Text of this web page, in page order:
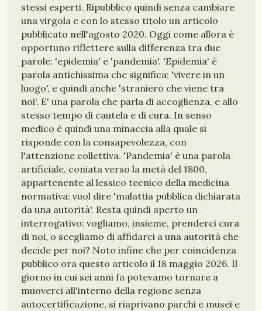
stessi esperti. Ripubblico quindi senza cambiare
una virgola e con lo stesso titolo un articolo
pubblicato nell'agosto 2020. Oggi come allora è
opportuno riflettere sulla differenza tra due
parole: 'epidemia' e 'pandemia'. 'Epidemia' è
parola antichissima che significa: 'vivere in un
luogo', e quindi anche 'straniero che viene tra
noi'. E' una parola che parla di accoglienza, e allo
stesso tempo di cautela e di cura. In senso
medico è quindi una minaccia alla quale si
risponde con la consapevolezza, con
l'attenzione collettiva. 'Pandemia' è una parola
artificiale, coniata verso la metà del 1800,
appartenente al lessico tecnico della medicina
normativa: vuol dire 'malattia pubblica dichiarata
da una autorità'. Resta quindi aperto un
interrogativo: vogliamo, insieme, prenderci cura
di noi, o scegliamo di affidarci a una autorità che
decide per noi? Noto infine che per coincidenza
pubblico ora questo articolo il 18 maggio 2026. Il
giorno in cui sei anni fa potevamo tornare a
muoverci all'interno della regione senza
autocertificazione, si riaprivano parchi e musei e